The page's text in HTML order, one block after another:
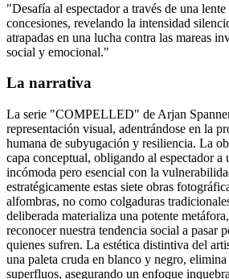
"Desafía al espectador a través de una
concesiones, revelando la intensidad
atrapadas en una lucha contra las mareas
social y emocional."
La narrativa
La serie "COMPELLED" de Arjan
representación visual, adentrándose en la
humana de subyugación y resiliencia. La
capa conceptual, obligando al espectador a
incómoda pero esencial con la
estratégicamente estas siete obras
alfombras, no como colgaduras
deliberada materializa una potente
reconocer nuestra tendencia social a pasar
quienes sufren. La estética distintiva del
una paleta cruda en blanco y negro,
superfluos, asegurando un enfoque